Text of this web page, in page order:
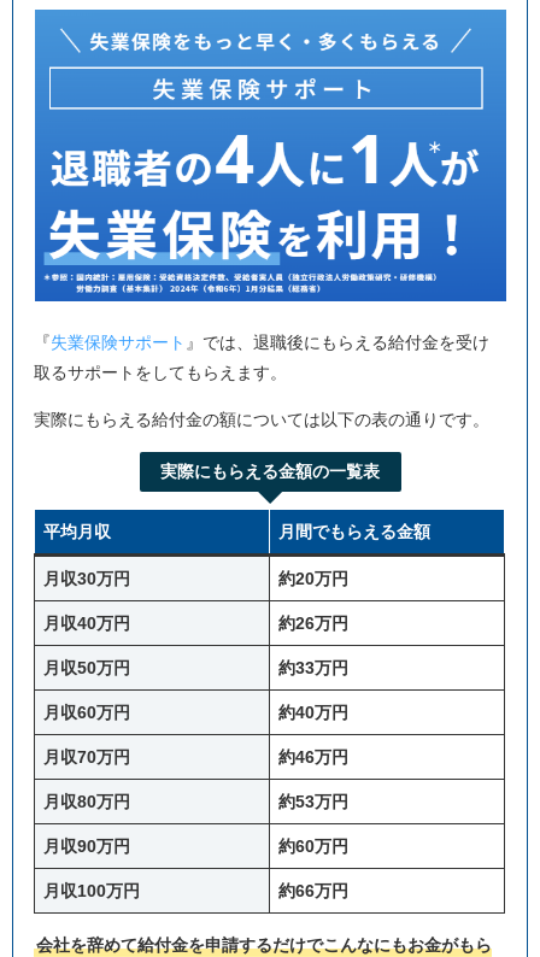
『失業保険サポート 』では、退職後にもらえる給付金を受け
取るサポートをしてもらえます。
実際にもらえる給付金の額については以下の表の通りです。
実際にもらえる金額の一覧表
平均月収 月間でもらえる金額
月収30万円 約20万円
月収40万円 約26万円
月収50万円 約33万円
月収60万円 約40万円
月収70万円 約46万円
月収80万円 約53万円
月収90万円 約60万円
月収100万円 約66万円
会社を辞めて給付金を申請するだけでこんなにもお金がもら